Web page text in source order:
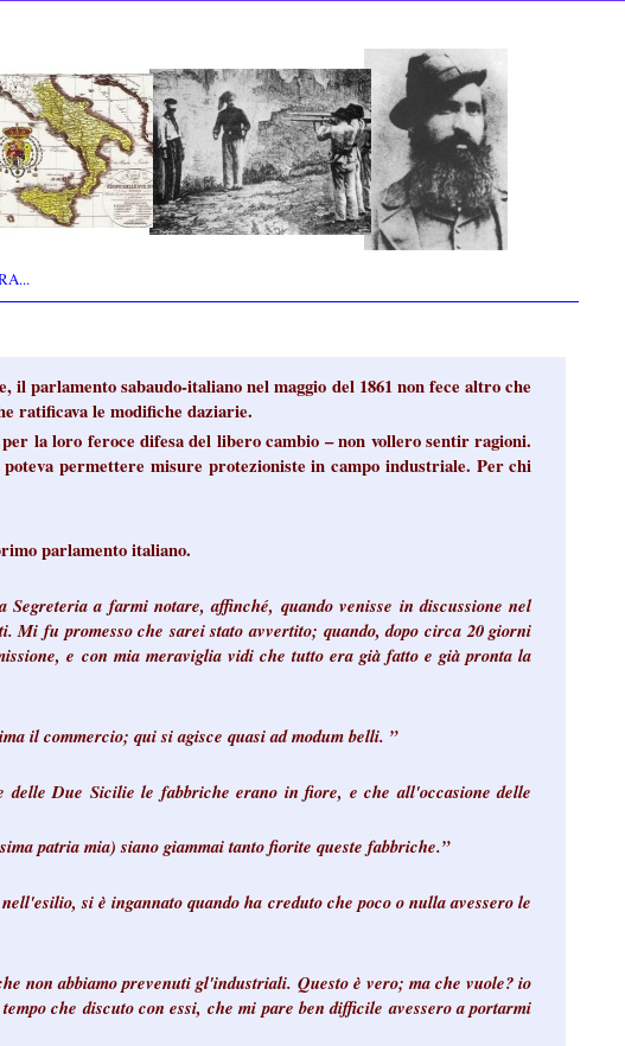
parlamento sabaudo-italiano nel maggio del 1861 non fece altro che
ratificava le modifiche daziarie.
la loro feroce difesa del libero cambio – non vollero sentir ragioni.
permettere misure protezioniste in campo industriale. Per chi
parlamento italiano.
a farmi notare, affinché, quando venisse in discussione nel
fu promesso che sarei stato avvertito; quando, dopo circa 20 giorni
e con mia meraviglia vidi che tutto era già fatto e già pronta la
il commercio; qui si agisce quasi ad modum belli. ”
Due Sicilie le fabbriche erano in fiore, e che all'occasione delle
patria mia) siano giammai tanto fiorite queste fabbriche.”
si è ingannato quando ha creduto che poco o nulla avessero le
non abbiamo prevenuti gl'industriali. Questo è vero; ma che vuole? io
che discuto con essi, che mi pare ben difficile avessero a portarmi